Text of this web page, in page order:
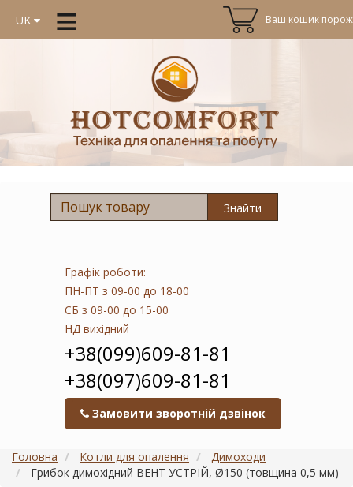
UK ≡ Ваш кошик
Знайти
Графік роботи:
ПН-ПТ з 09-00 до 18-00
СБ з 09-00 до 15-00
НДвихідний
+38(099)609-81-81
+38(097)609-81-81
Замовити зворотній дзвінок
Головна Котли для опалення
Димоходи
Грибок димохідний ВЕНТ УСТРІЙ, Ø150 (товщина 0,5 мм)